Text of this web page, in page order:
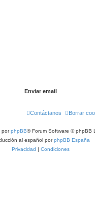
Borrar
Contáctanos
porphpBB® Forum Software © phpBB
al español porphpBB España
Privacidad | Condiciones